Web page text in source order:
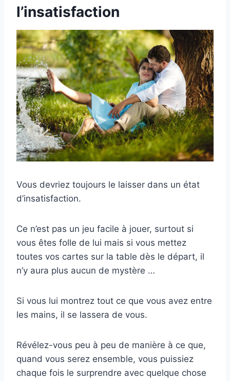
l’insatisfaction
Vous devriez toujours le laisser dans un état
d’insatisfaction.
Ce n’est pas un jeu facile à jouer, surtout si
vous êtes folle de lui mais si vous mettez
toutes vos cartes sur la table dès le départ, il
n’y aura plus aucun de mystère …
Si vous lui montrez tout ce que vous avez entre
les mains, il se lassera de vous.
Révélez-vous peu à peu de manière à ce que,
quand vous serez ensemble, vous puissiez
chaque fois le surprendre avec quelque chose